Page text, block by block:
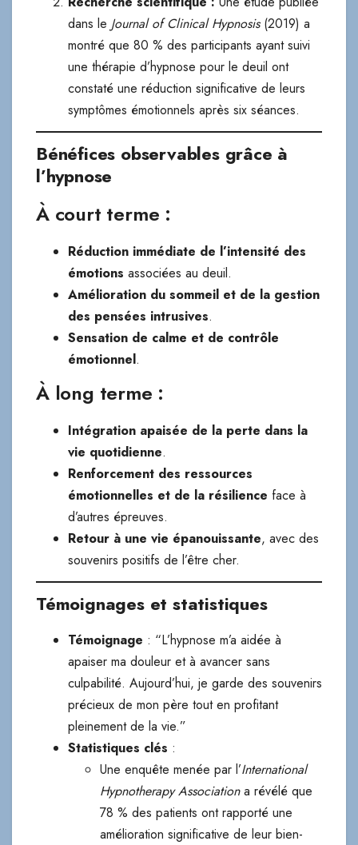
dans le Journal of Clinical Hypnosis(2019) a
montré que 80 % des participants ayant suivi
une thérapie d’hypnose pour le deuil ont
constaté une réduction significative de leurs
symptômes émotionnels après six séances.
Bénéfices observables grâce à
l’hypnose
À court terme :
Réduction immédiate de l’intensité des
émotions associées au deuil.
Amélioration du sommeil et de la gestion
des pensées intrusives.
Sensation de calme et de contrôle
émotionnel.
À long terme :
Intégration apaisée de la perte dans la
vie quotidienne.
Renforcement des ressources
émotionnelles et de la résilience face à
d’autres épreuves.
Retour à une vie épanouissante, avec des
souvenirs positifs de l’être cher.
Témoignages et statistiques
Témoignage : “L’hypnose m’a aidée à
apaiser ma douleur et à avancer sans
culpabilité. Aujourd’hui, je garde des souvenirs
précieux de mon père tout en profitant
pleinement de la vie.”
Statistiques clés :
Une enquête menée par l’International
Hypnotherapy Associationa révélé que
78 % des patients ont rapporté une
amélioration significative de leur bien-